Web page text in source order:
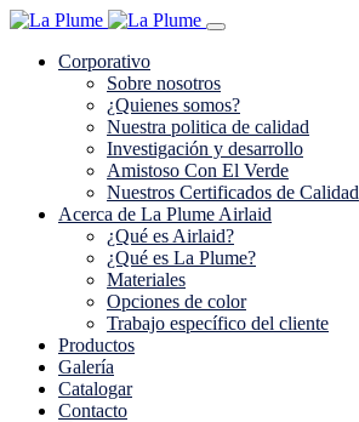
Corporativo
Sobre nosotros
¿Quienes somos?
Nuestra politica de calidad
Investigación y desarrollo
Amistoso Con El Verde
Nuestros Certificados de Calidad
Acerca de La Plume Airlaid
¿Qué es Airlaid?
¿Qué es La Plume?
Materiales
Opciones de color
Trabajo específico del cliente
Productos
Galería
Catalogar
Contacto